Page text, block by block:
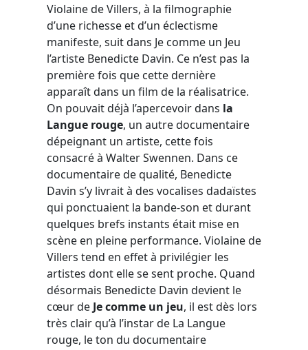
Violaine de Villers, à la filmographie
d’une richesse et d’un éclectisme
manifeste, suit dans Je comme un Jeu
l’artiste Benedicte Davin. Ce n’est pas la
première fois que cette dernière
apparaît dans un film de la réalisatrice.
On pouvait déjà l’apercevoir dans la
Langue rouge, un autre documentaire
dépeignant un artiste, cette fois
consacré à Walter Swennen. Dans ce
documentaire de qualité, Benedicte
Davin s’y livrait à des vocalises dadaïstes
qui ponctuaient la bande-son et durant
quelques brefs instants était mise en
scène en pleine performance. Violaine de
Villers tend en effet à privilégier les
artistes dont elle se sent proche. Quand
désormais Benedicte Davin devient le
cœur de Je comme un jeu, il est dès lors
très clair qu’à l’instar de La Langue
rouge, le ton du documentaire